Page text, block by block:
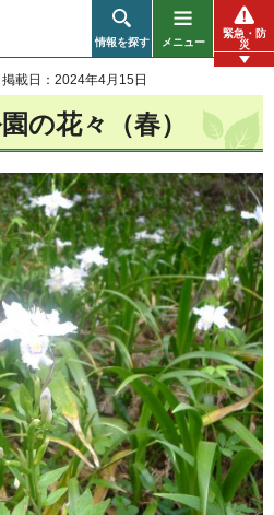
情報を探す メニュー
緊急・防
災
掲載日：2024年4月15日
の花々（春）